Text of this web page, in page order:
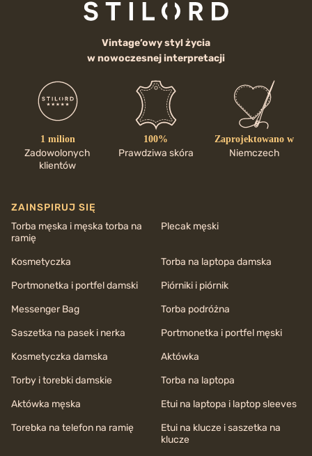
Vintage’owy styl życia
w nowoczesnej interpretacji
1 milion
Zadowolonych
klientów
100%
Prawdziwa skóra
Zaprojektowano w
Niemczech
ZAINSPIRUJ SIĘ
Torba męska i męska torba na
ramię
Plecak męski
Kosmetyczka
Torba na laptopa damska
Portmonetka i portfel damski
Piórniki i piórnik
Messenger Bag
Torba podróżna
Saszetka na pasek i nerka
Portmonetka i portfel męski
Kosmetyczka damska
Aktówka
Torby i torebki damskie
Torba na laptopa
Aktówka męska
Etui na laptopa i laptop sleeves
Torebka na telefon na ramię
Etui na klucze i saszetka na
klucze